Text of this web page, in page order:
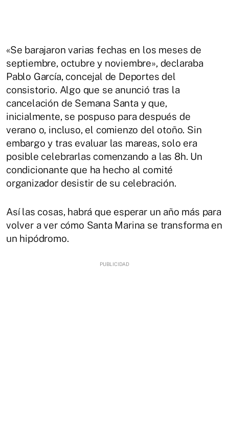
«Se barajaron varias fechas en los meses de
septiembre, octubre y noviembre», declaraba
Pablo García, concejal de Deportes del
consistorio. Algo que se anunció tras la
cancelación de Semana Santa y que,
inicialmente, se pospuso para después de
verano o, incluso, el comienzo del otoño. Sin
embargo y tras evaluar las mareas, solo era
posible celebrarlas comenzando a las 8h. Un
condicionante que ha hecho al comité
organizador desistir de su celebración.
Así las cosas, habrá que esperar un año más para
volver a ver cómo Santa Marina se transforma en
un hipódromo.